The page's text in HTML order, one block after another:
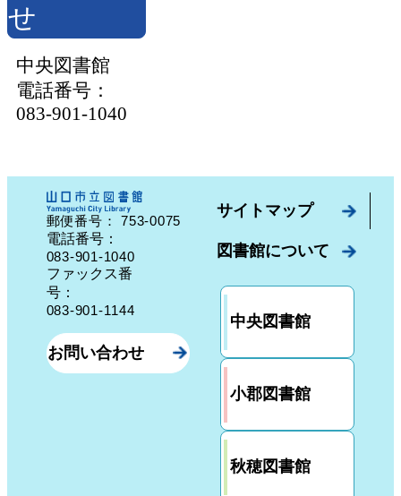
せ
中央図書館
電話番号：
083-901-1040
郵便番号：753-0075 山口県山口市中園町７番７号
電話番号：
083-901-1040
ファックス番
号：
083-901-1144
お問い合わせ
サイトマップ
図書館について
中央図書館
小郡図書館
秋穂図書館